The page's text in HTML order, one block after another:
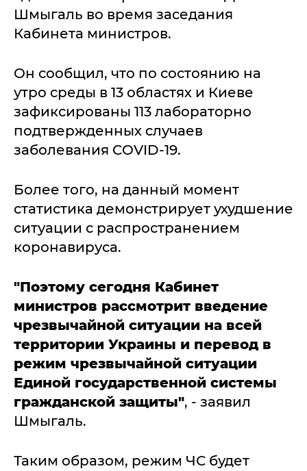
Шмыгаль во время заседания
Кабинета министров.
Он сообщил, что по состоянию на
утро среды в 13 областях и Киеве
зафиксированы 113 лабораторно
подтвержденных случаев
заболевания COVID-19.
Более того, на данный момент
статистика демонстрирует ухудшение
ситуации с распространением
коронавируса.
"Поэтому сегодня Кабинет
министров рассмотрит введение
чрезвычайной ситуации на всей
территории Украины и перевод в
режим чрезвычайной ситуации
Единой государственной системы
гражданской защиты", - заявил
Шмыгаль.
Таким образом, режим ЧС будет